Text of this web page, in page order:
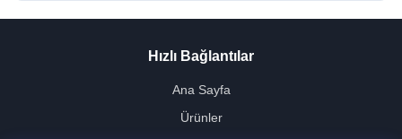
Hızlı Bağlantılar
Ana Sayfa
Ürünler